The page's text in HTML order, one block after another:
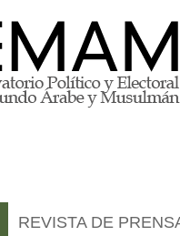
REVISTA DE